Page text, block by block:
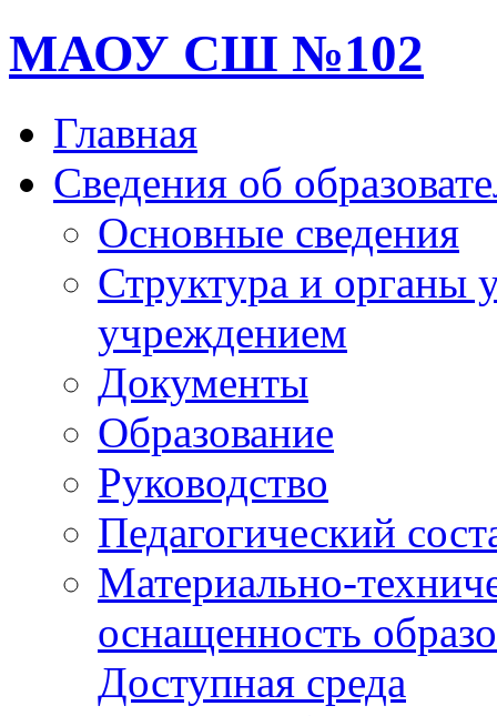
МАОУ СШ №102
Главная
Сведения об
Основные сведения
Структура и органы
учреждением
Документы
Образование
Руководство
Педагогический
Материально-
оснащенность
Доступная среда